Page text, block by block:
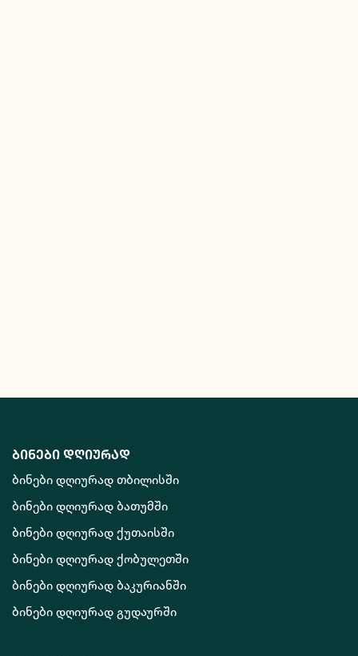
ბინები დღიურად
ბინები დღიურად თბილისში
ბინები დღიურად ბათუმში
ბინები დღიურად ქუთაისში
ბინები დღიურად ქობულეთში
ბინები დღიურად ბაკურიანში
ბინები დღიურად გუდაურში